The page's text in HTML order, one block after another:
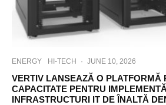
ENERGY HI-TECH · JUNE 10, 2026
VERTIV LANSEAZĂ O PLATFORMĂ
CAPACITATE PENTRU
INFRASTRUCTURI IT DE ÎNALTĂ